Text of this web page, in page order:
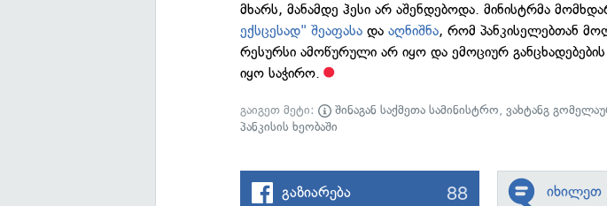
მხარს, მანამდე ჰესი არ აშენდებოდა. მინისტრმა
ექსცესად" შეაფასა დააღნიშნა, რომ პანკისელებთან
რესურსი ამოწურული არ იყო და ემოციურ
იყო საჭირო.
გაიგეთ მეტი: შინაგან საქმეთა სამინისტრო,ვახტანგ
პანკისის ხეობაში
გაზიარება 88 იხილეთ